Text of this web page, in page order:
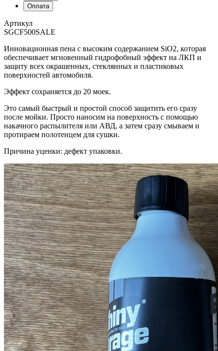
Оплата
Артикул
SGCF500SALE
Инновационная пена с высоким содержанием SiO2, которая
обеспечивает мгновенный гидрофобный эффект на ЛКП и
защиту всех окрашенных, стеклянных и пластиковых
поверхностей автомобиля.
Эффект сохраняется до 20 моек.
Это самый быстрый и простой способ защитить его сразу
после мойки. Просто наносим на поверхность с помощью
накачного распылителя или АВД, а затем сразу смываем и
протираем полотенцем для сушки.
Причина уценки: дефект упаковки.